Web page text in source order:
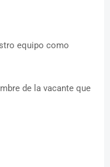
equipo como
de la vacante que